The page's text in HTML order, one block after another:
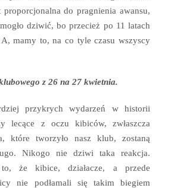
proporcjonalna do pragnienia awansu,
dziwić, bo przecież po 11 latach
mamy to, na co tyle czasu wszyscy
z 26 na 27 kwietnia.
przykrych wydarzeń w historii
lecące z oczu kibiców, zwłaszcza
które tworzyło nasz klub, zostaną
Nikogo nie dziwi taka reakcja.
że kibice, działacze, a przede
nie podłamali się takim biegiem